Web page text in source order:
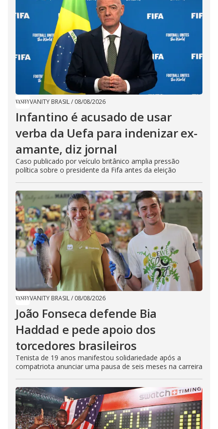
VANITY BRASIL/ 08/08/2026
Infantino é acusado de usar
verba da Uefa para indenizar ex-
amante, diz jornal
Caso publicado por veículo britânico amplia pressão
política sobre o presidente da Fifa antes da eleição
VANITY BRASIL/ 08/08/2026
João Fonseca defende Bia
Haddad e pede apoio dos
torcedores brasileiros
Tenista de 19 anos manifestou solidariedade após a
compatriota anunciar uma pausa de seis meses na carreira